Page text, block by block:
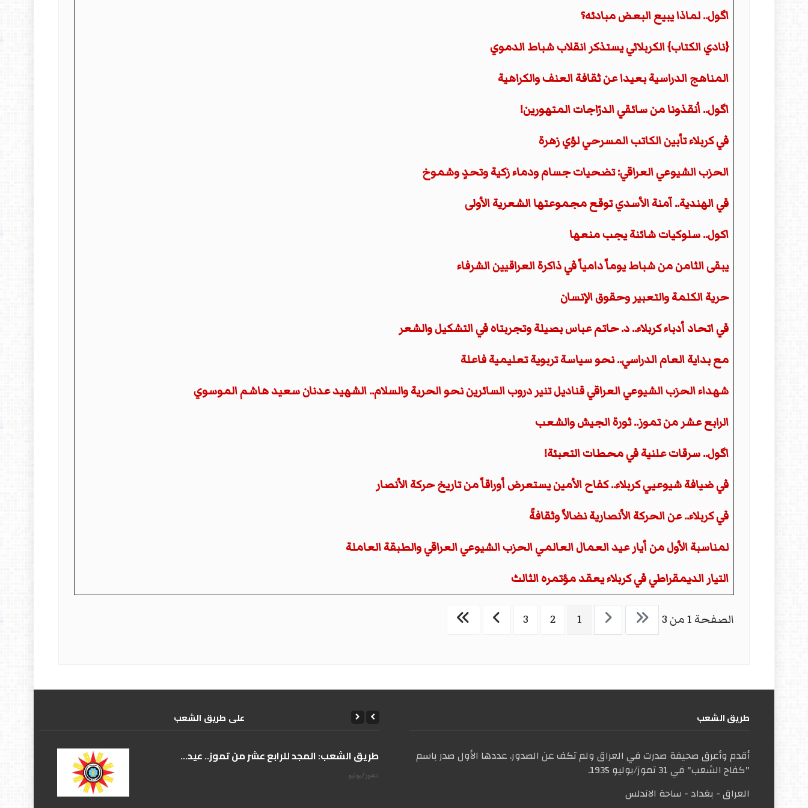
اگول.. لماذا يبيع البعض مبادئه؟
{نادي الكتاب} الكربلائي يستذكر انقلاب شباط الدموي
المناهج الدراسية بعيدا عن ثقافة العنف والكراهية
اگول.. اُنقذونا من سائقي الدرّاجات المتهورين!
في كربلاء تأبين الكاتب المسرحي لؤي زهرة
الحزب الشيوعي العراقي: تضحيات جسام ودماء زكية وتحدٍ وشموخ
في الهندية.. آمنة الأسدي توقع مجموعتها الشعرية الأولى
اكول.. سلوكيات شائنة يجب منعها
يبقى الثامن من شباط يوماً دامياً في ذاكرة العراقيين الشرفاء
حرية الكلمة والتعبير وحقوق الإنسان
في اتحاد أدباء كربلاء.. د. حاتم عباس بصيلة وتجربتاه في التشكيل والشعر
مع بداية العام الدراسي.. نحو سياسة تربوية تعليمية فاعلة
شهداء الحزب الشيوعي العراقي قناديل تنير دروب السائرين نحو الحرية والسلام.. الشهيد عدنان سعيد هاشم الموسوي
الرابع عشر من تموز.. ثورة الجيش والشعب
اگول.. سرقات علنية في محطات التعبئة!
في ضيافة شيوعيي كربلاء.. كفاح الأمين يستعرض أوراقاً من تاريخ حركة الأنصار
في كربلاء.. عن الحركة الأنصارية نضالاً وثقافةً
لمناسبة الأول من أيار عيد العمال العالمي الحزب الشيوعي العراقي والطبقة العاملة
التيار الديمقراطي في كربلاء يعقد مؤتمره الثالث
الصفحة 1 من 3 1
2
3
طریق الشعب
أقدم وأعرق صحيفة صدرت في العراق ولم تكف عن الصدور. عددها الأول صدر باسم
"كفاح الشعب" في 31 تموز/يوليو 1935.
العراق - بغداد - ساحة الاندلس
علی طریق الشعب
على طريق الشعب: المجد للرابع عشر من تموز.. عيد...